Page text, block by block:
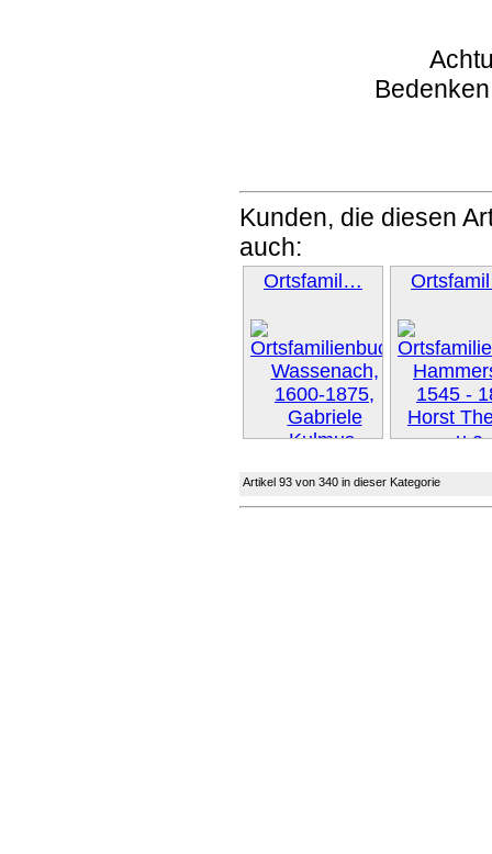
Kunden, die diesen
auch:
Ortsfamil…
Artikel 93 von 340 in dieser Kategorie